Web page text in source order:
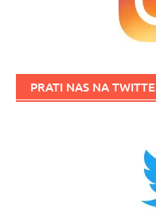
PRATI NAS NA